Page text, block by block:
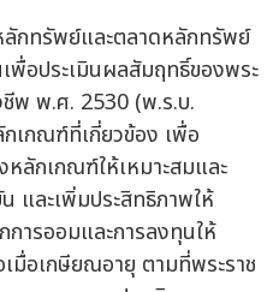
กทรัพย์และตลาดหลักทรัพย์
พื่อประเมินผลสัมฤทธิ์ของพระ
พ พ.ศ. 2530 (พ.ร.บ.
เกณฑ์ที่เกี่ยวข้อง เพื่อ
ลักเกณฑ์ให้เหมาะสมและ
และเพิ่มประสิทธิภาพให้
การออมและการลงทุนให้
มื่อเกษียณอายุ ตามที่พระราช